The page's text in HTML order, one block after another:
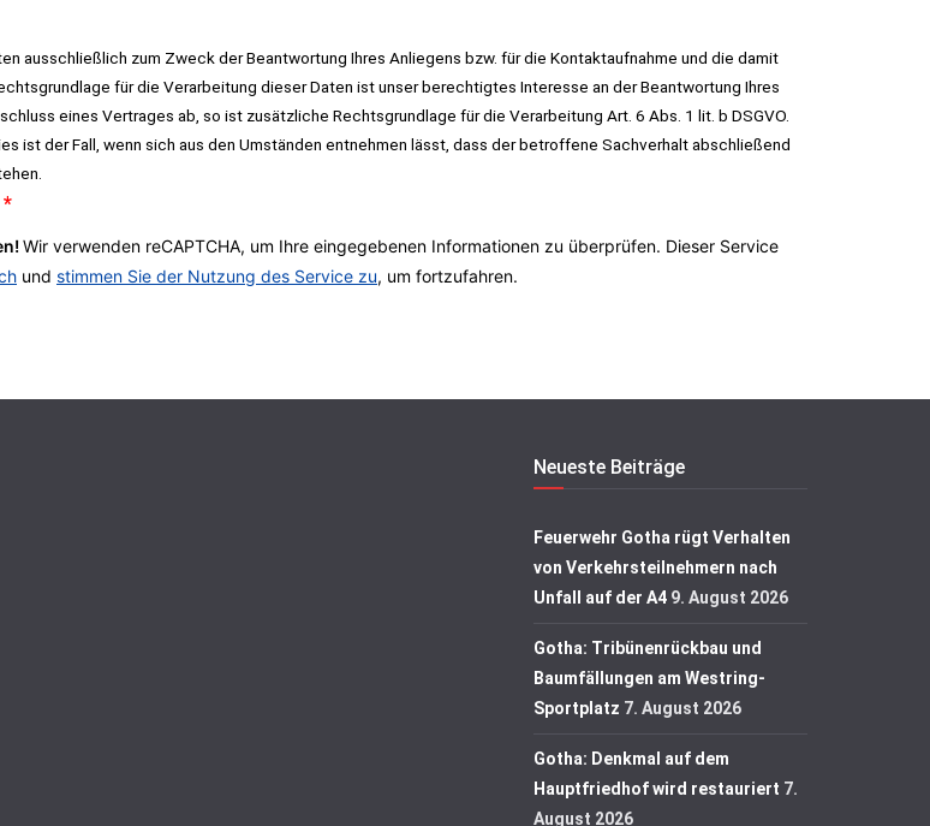
ausschließlich zum Zweck der Beantwortung Ihres Anliegens bzw. für die Kontaktaufnahme und die damit
für die Verarbeitung dieser Daten ist unser berechtigtes Interesse an der Beantwortung Ihres
eines Vertrages ab, so ist zusätzliche Rechtsgrundlage für die Verarbeitung Art. 6 Abs. 1 lit. b DSGVO.
ist der Fall, wenn sich aus den Umständen entnehmen lässt, dass der betroffene Sachverhalt abschließend
*
Wir verwenden reCAPTCHA, um Ihre eingegebenen Informationen zu überprüfen. Dieser Service
und stimmen Sie der Nutzung des Service zu, um fortzufahren.
Neueste Beiträge
Feuerwehr Gotha rügt Verhalten
von Verkehrsteilnehmern nach
Unfall auf der A4 9. August 2026
Gotha: Tribünenrückbau und
Baumfällungen am Westring-
Sportplatz 7. August 2026
Gotha: Denkmal auf dem
Hauptfriedhof wird restauriert 7.
August 2026